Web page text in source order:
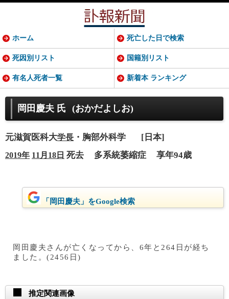
岡田慶夫 氏 (おかだよしお)
元滋賀医科大学長 ・胸部外科学 [日本]
2019年 11月18日 死去 多系統萎縮症 享年94歳
「岡田慶夫」をGoogle検索
岡田慶夫さんが亡くなってから、6年と264日が経ち
ました。(2456日)
推定関連画像
ホーム 死亡した日で検索
死因別リスト 国籍別リスト
有名人死者一覧 新着本 ランキング